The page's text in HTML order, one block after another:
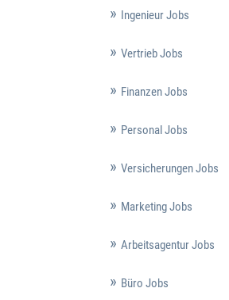
Ingenieur Jobs
Vertrieb Jobs
Finanzen Jobs
Personal Jobs
Versicherungen Jobs
Marketing Jobs
Arbeitsagentur Jobs
Büro Jobs